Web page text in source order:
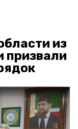
из
призвали